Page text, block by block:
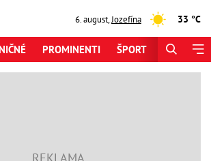
6. august,Jozefína 33 °C
PROMINENTI ŠPORT